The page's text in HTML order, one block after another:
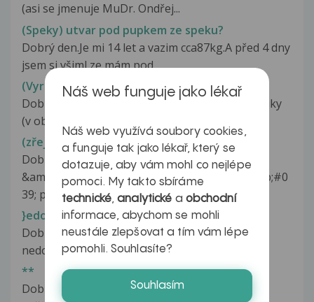
(asi se jmenuje MuDr. Ondřej...
(Speky) utvar pod pupkem ze speku?
Dobrý den.Je mi 14 let a vazim cca87kg.A před 4 dny
jsem si všiml ze mám pod...
(Vyrážka)
Dobrý den. Asi před pěti dny se mi na hřbetu ruky
(v oblasti kloubů prstů) ukázaly...
(zřejmě) vaginální mykóza
Dobrý den, mám takový
&amp;#039;&amp;#039;menší&amp;#039;&amp;#0
39; problém..Už...
}edoslýchavost
Dobrý den moje dcera má těžkou percepční
nedoslýchavost. Dobře kompenzovanou...
**
Dobrý den, za jak dlouho můžu po operaci
Náš web funguje jako lékař
Náš web využívá soubory cookies,
a funguje tak jako lékař, který se
dotazuje, aby vám mohl co nejlépe
pomoci. My takto sbíráme
technické,analytické a obchodní
informace, abychom se mohli
neustále zlepšovat a tím vám lépe
pomohli. Souhlasíte?
Souhlasím